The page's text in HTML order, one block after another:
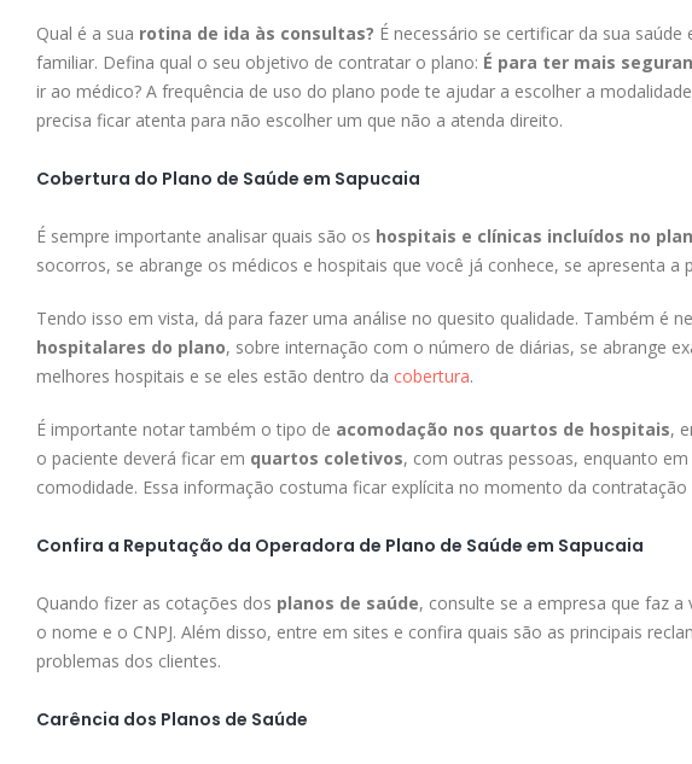
Qual é a sua rotina de ida às consultas? É necessário se certificar da sua
familiar. Defina qual o seu objetivo de contratar o plano: É para ter mais
ir ao médico? A frequência de uso do plano pode te ajudar a escolher a
precisa ficar atenta para não escolher um que não a atenda direito.
Cobertura do Plano de Saúde em Sapucaia
É sempre importante analisar quais são os hospitais e clínicas incluídos no
socorros, se abrange os médicos e hospitais que você já conhece, se apresenta a
Tendo isso em vista, dá para fazer uma análise no quesito qualidade. Também é
hospitalares do plano, sobre internação com o número de diárias, se abrange
melhores hospitais e se eles estão dentro da cobertura.
É importante notar também o tipo de acomodação nos quartos de hospitais,
o paciente deverá ficar em quartos coletivos, com outras pessoas, enquanto
comodidade. Essa informação costuma ficar explícita no momento da
Confira a Reputação da Operadora de Plano de Saúde em Sapucaia
Quando fizer as cotações dos planos de saúde, consulte se a empresa que faz
o nome e o CNPJ. Além disso, entre em sites e confira quais são as principais
problemas dos clientes.
Carência dos Planos de Saúde